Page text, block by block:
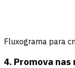
Fluxograma para
4. Promova nas